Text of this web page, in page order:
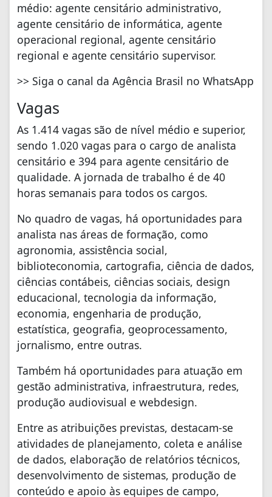
médio: agente censitário administrativo,
agente censitário de informática, agente
operacional regional, agente censitário
regional e agente censitário supervisor.
>> Siga o canal da Agência Brasil no WhatsApp
Vagas
As 1.414 vagas são de nível médio e superior,
sendo 1.020 vagas para o cargo de analista
censitário e 394 para agente censitário de
qualidade. A jornada de trabalho é de 40
horas semanais para todos os cargos.
No quadro de vagas, há oportunidades para
analista nas áreas de formação, como
agronomia, assistência social,
biblioteconomia, cartografia, ciência de dados,
ciências contábeis, ciências sociais, design
educacional, tecnologia da informação,
economia, engenharia de produção,
estatística, geografia, geoprocessamento,
jornalismo, entre outras.
Também há oportunidades para atuação em
gestão administrativa, infraestrutura, redes,
produção audiovisual e webdesign.
Entre as atribuições previstas, destacam-se
atividades de planejamento, coleta e análise
de dados, elaboração de relatórios técnicos,
desenvolvimento de sistemas, produção de
conteúdo e apoio às equipes de campo,